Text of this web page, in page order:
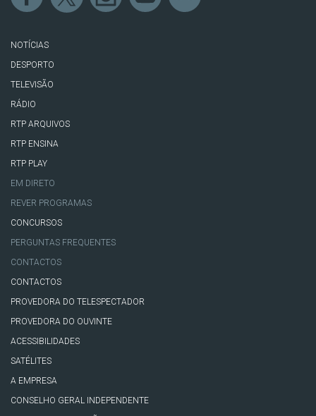
NOTÍCIAS
DESPORTO
TELEVISÃO
RÁDIO
RTP ARQUIVOS
RTP ENSINA
RTP PLAY
EM DIRETO
REVER PROGRAMAS
CONCURSOS
PERGUNTAS FREQUENTES
CONTACTOS
CONTACTOS
PROVEDORA DO TELESPECTADOR
PROVEDORA DO OUVINTE
ACESSIBILIDADES
SATÉLITES
A EMPRESA
CONSELHO GERAL INDEPENDENTE